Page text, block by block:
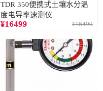
TDR 350便携式土壤水分温
度电导率速测仪
¥16499 ¥16499